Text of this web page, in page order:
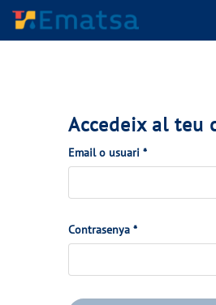
Accedeix al teu
Email o usuari *(Obligatorio)
Contrasenya *(Obligatorio)